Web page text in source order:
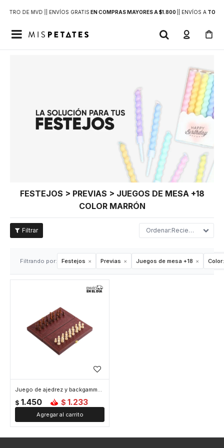
DE MVD | | ENVÍOS GRATIS EN COMPRAS MAYORES A $1.800 | ENVÍOS ATODO

FESTEJOS > PREVIAS > JUEGOS DE MESA +18
COLOR MARRÓN
Recientes
Filtrando por: Festejos Previas Juegos de mesa +18 Color:
Juego de ajedrez y backgammon de cuerina - Marron
$ 1.450 $ 1.233